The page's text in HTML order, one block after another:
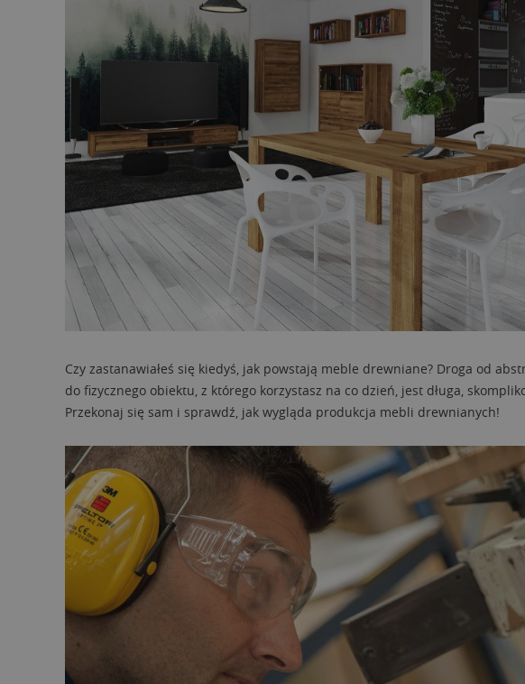
Czy zastanawiałeś się kiedyś, jak powstają meble drewniane? Droga od
do fizycznego obiektu, z którego korzystasz na co dzień, jest długa,
Przekonaj się sam i sprawdź, jak wygląda produkcja mebli drewnianych!